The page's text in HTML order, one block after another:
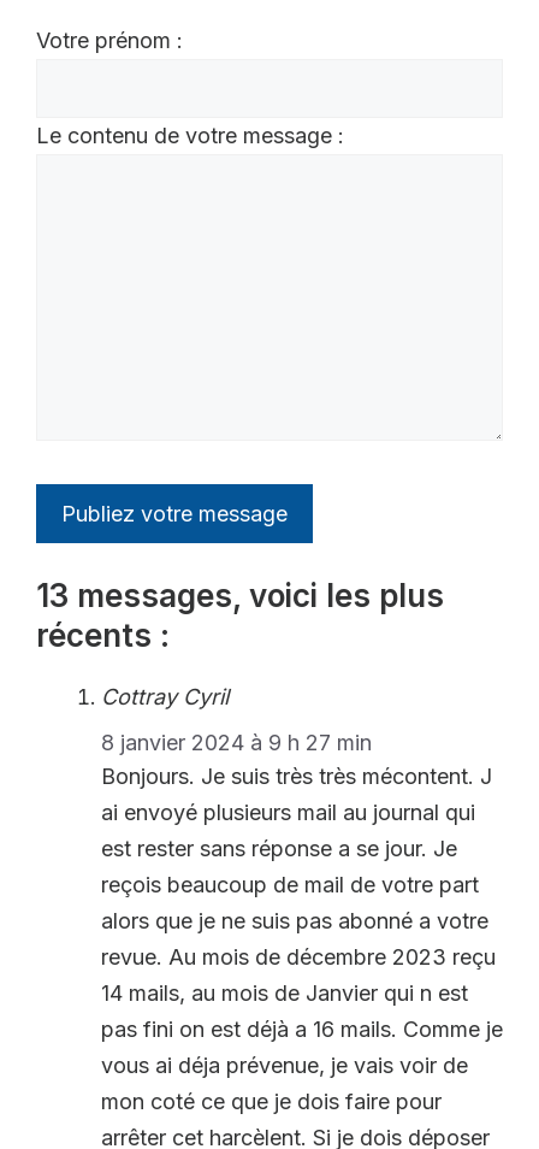
Votre prénom :
Le contenu de votre message :
13 messages, voici les plus
récents :
Cottray Cyril
8 janvier 2024 à 9 h 27 min
Bonjours. Je suis très très mécontent. J
ai envoyé plusieurs mail au journal qui
est rester sans réponse a se jour. Je
reçois beaucoup de mail de votre part
alors que je ne suis pas abonné a votre
revue. Au mois de décembre 2023 reçu
14 mails, au mois de Janvier qui n est
pas fini on est déjà a 16 mails. Comme je
vous ai déja prévenue, je vais voir de
mon coté ce que je dois faire pour
arrêter cet harcèlent. Si je dois déposer